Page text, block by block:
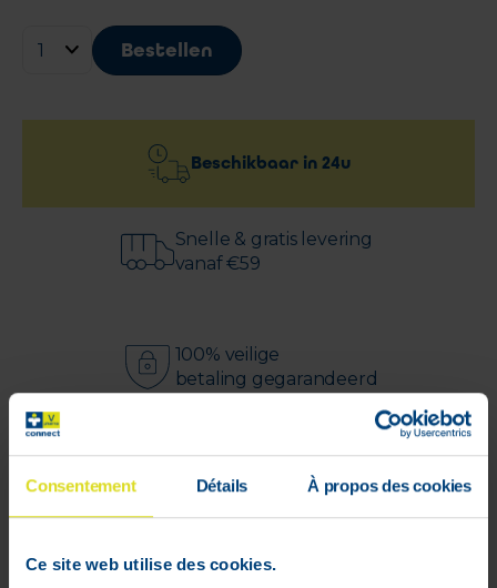
Consentement Détails À propos des cookies
Ce site web utilise des cookies.
Bestellen
Beschikbaar in 24u
Snelle & gratis levering
vanaf €59
100% veilige
betaling gegarandeerd
CanFlex 100 ml est un gel refroidissant
composé de cannabidiol (CBD - 1.000mg),
Medical promet de rafraîchir les muscles